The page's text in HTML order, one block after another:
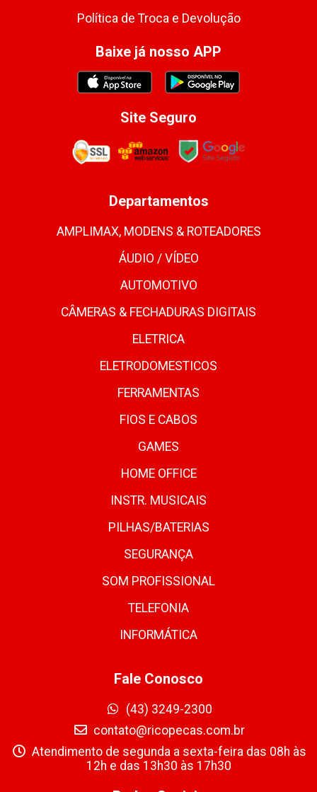
Política de Troca e Devolução
Baixe já nosso APP
Site Seguro
Departamentos
AMPLIMAX, MODENS & ROTEADORES
ÁUDIO / VÍDEO
AUTOMOTIVO
CÂMERAS & FECHADURAS DIGITAIS
ELETRICA
ELETRODOMESTICOS
FERRAMENTAS
FIOS E CABOS
GAMES
HOME OFFICE
INSTR. MUSICAIS
PILHAS/BATERIAS
SEGURANÇA
SOM PROFISSIONAL
TELEFONIA
INFORMÁTICA
Fale Conosco
(43) 3249-2300
contato@ricopecas.com.br
Atendimento de segunda a sexta-feira das 08h às
12h e das 13h30 às 17h30